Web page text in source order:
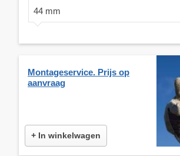
44 mm
Montageservice. Prijs op
aanvraag
+ In winkelwagen